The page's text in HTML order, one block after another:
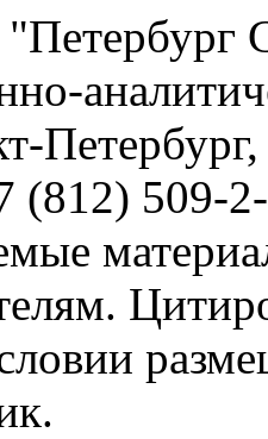
(812) 509-